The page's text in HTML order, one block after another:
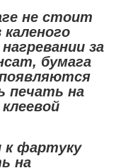
не стоит
за
бумага
печать на
к фартуку
на